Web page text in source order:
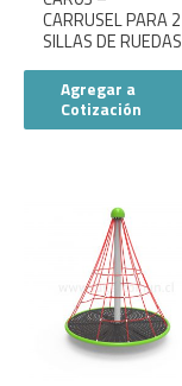
CARRUSEL PARA 2
SILLAS DE RUEDAS
Agregar a
Cotización